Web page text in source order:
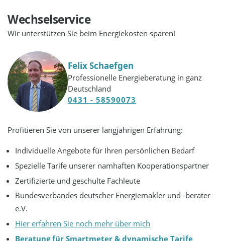
Wechselservice
Wir unterstützen Sie beim Energiekosten sparen!
Felix Schaefgen
Professionelle Energieberatung in ganz
Deutschland
0431 - 58590073
Profitieren Sie von unserer langjährigen Erfahrung:
Individuelle Angebote für Ihren persönlichen Bedarf
Spezielle Tarife unserer namhaften Kooperationspartner
Zertifizierte und geschulte Fachleute
Bundesverbandes deutscher Energiemakler und -berater
e.V.
Hier erfahren Sie noch mehr über mich
Beratung für Smartmeter & dynamische Tarife